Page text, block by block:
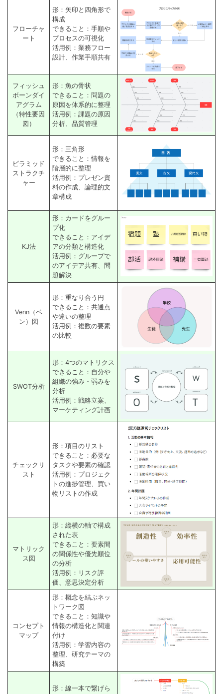
フローチャ
ート
形：矢印と四角形で
構成
できること：手順や
プロセスの可視化
活用例：業務フロー
設計、作業手順共有
フィッシュ
ボーンダイ
アグラム
（特性要因
図）
形：魚の骨状
できること：問題の
原因を体系的に整理
活用例：課題の原因
分析、品質管理
ピラミッド
ストラクチ
ャー
形：三角形
できること：情報を
階層的に整理
活用例：プレゼン資
料の作成、論理的文
章構成
KJ法
形：カードをグルー
プ化
できること：アイデ
アの分類と構造化
活用例：グループで
のアイデア共有、問
題解決
Venn（ベ
ン）図
形：重なり合う円
できること：共通点
や違いの整理
活用例：複数の要素
の比較
SWOT分析
形：4つのマトリクス
できること：自分や
組織の強み・弱みを
分析
活用例：戦略立案、
マーケティング計画
チェックリ
スト
形：項目のリスト
できること：必要な
タスクや要素の確認
活用例：プロジェク
トの進捗管理、買い
物リストの作成
マトリック
ス図
形：縦横の軸で構成
された表
できること：要素間
の関係性や優先順位
の分析
活用例：リスク評
価、意思決定分析
コンセプト
マップ
形：概念を結ぶネッ
トワーク図
できること：知識や
情報の構造化と関連
付け
活用例：学習内容の
整理、研究テーマの
構築
形：線一本で繋げら